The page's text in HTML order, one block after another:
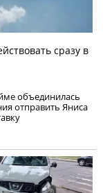
сразу в
объединилась
отправить Яниса